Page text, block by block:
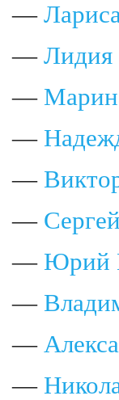
—
— Лидия
—
—
—
—
— Юрий
—
—
—